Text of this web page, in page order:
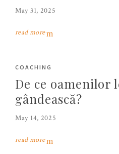
May 31, 2025
read more
COACHING
De ce oamenilor
gândească?
May 14, 2025
read more